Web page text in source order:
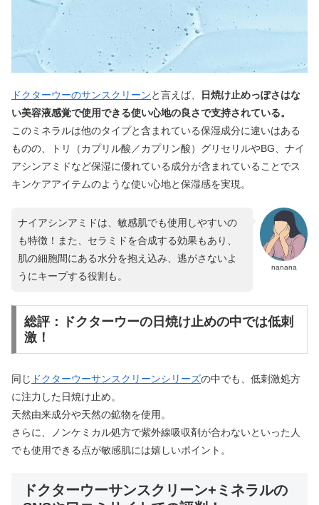
ドクターウーのサンスクリーンと言えば、
日焼け止めっぽさはな
い美容液感覚で使用できる使い心地の良さで支持されている。
このミネラルは他のタイプと含まれている保湿成分に違いはある
ものの、トリ（カプリル酸／カプリン酸）グリセリルやBG、ナイ
アシンアミドなど保湿に優れている成分が含まれていることでス
キンケアアイテムのような使い心地と保湿感を実現。
nanana
ナイアシンアミドは、敏感肌でも使用しやすいの
も特徴！また、セラミドを合成する効果もあり、
肌の細胞間にある水分を抱え込み、逃がさないよ
うにキープする役割も。
総評：ドクターウーの日焼け止めの中では低刺
激！
同じ ドクターウーサンスクリーンシリーズの中でも、低刺激処方
に注力した日焼け止め。
天然由来成分や天然の鉱物を使用。
さらに、ノンケミカル処方で紫外線吸収剤が合わないといった人
でも使用できる点が敏感肌には嬉しいポイント。
ドクターウーサンスクリーン+ミネラルの